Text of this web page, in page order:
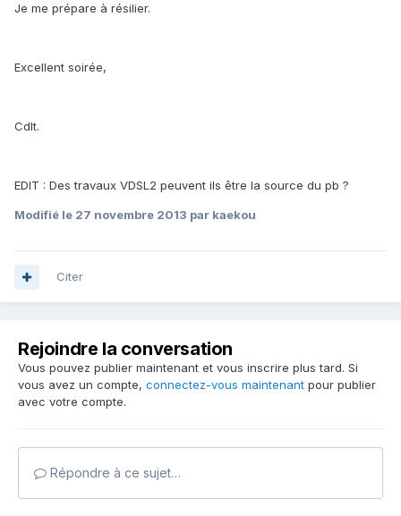
Je me prépare à résilier.
Excellent soirée,
Cdlt.
EDIT : Des travaux VDSL2 peuvent ils être la source du pb ?
Modifié le 27 novembre 2013 par kaekou
Citer
Rejoindre la conversation
Vous pouvez publier maintenant et vous inscrire plus tard. Si
vous avez un compte, connectez-vous maintenant pour publier
avec votre compte.
Répondre à ce sujet…